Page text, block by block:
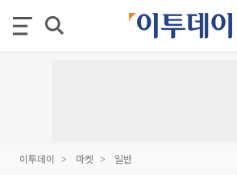
이투데이 마켓 일반